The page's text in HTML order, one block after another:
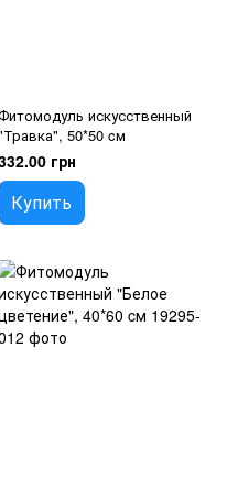
искусственный
50*50 cм
грн
Купить